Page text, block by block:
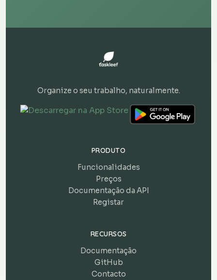
Organize o seu trabalho, naturalmente.
PRODUTO
Funcionalidades
Preços
Documentação da API
Registar
RECURSOS
Documentação
GitHub
Contacto